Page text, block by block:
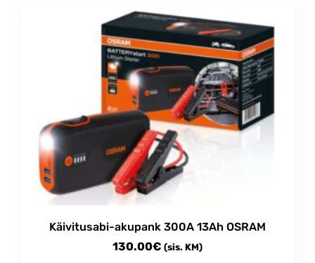
Käivitusabi-akupank 300A 13Ah OSRAM
130.00€ (sis. KM)